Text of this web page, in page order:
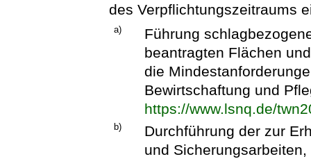
des Verpflichtungszeitraums
a)
Führung
beantragten Flächen
die
Bewirtschaftung und
https://www.lsnq.de/
b)
Durchführung der zur
und Sicherungsarbeiten,